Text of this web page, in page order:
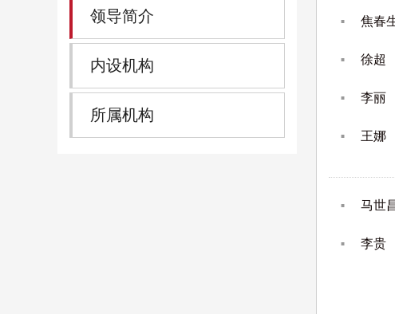
领导简介
内设机构
所属机构
焦春
徐超
李丽
王娜
马世
李贵